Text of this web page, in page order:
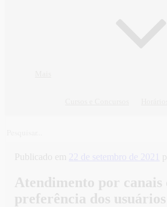
Publicado em 22 de setembro de 2021
Atendimento por canais
preferência dos usuários